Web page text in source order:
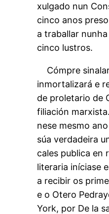
xulgado nun
cinco anos
a traballar
cinco lustros.
Cómpre
inmortalizará e
de proletario de
filiación
nese mesmo
súa verdadeira
cales publica en
literaria iníciase
a recibir os
e o Otero
York, por De la